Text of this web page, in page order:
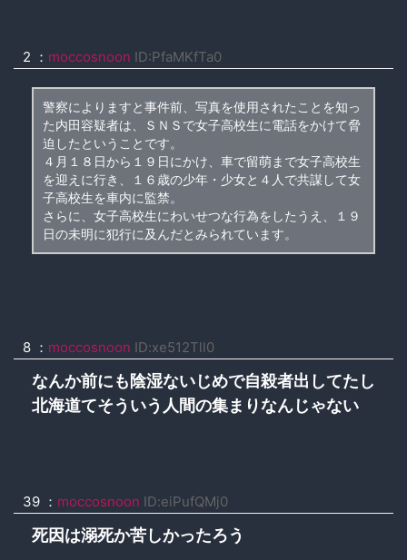
2 ： moccosnoon ID:PfaMKfTa0
警察によりますと事件前、写真を使用されたことを知っ
た内田容疑者は、ＳＮＳで女子高校生に電話をかけて脅
迫したということです。
４月１８日から１９日にかけ、車で留萌まで女子高校生
を迎えに行き、１６歳の少年・少女と４人で共謀して女
子高校生を車内に監禁。
さらに、女子高校生にわいせつな行為をしたうえ、１９
日の未明に犯行に及んだとみられています。
8 ： moccosnoon ID:xe512Tll0
なんか前にも陰湿ないじめで自殺者出してたし
北海道てそういう人間の集まりなんじゃない
39 ： moccosnoon ID:eiPufQMj0
死因は溺死か苦しかったろう